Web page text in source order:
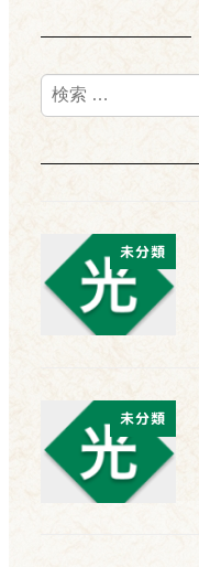
検
索
未分類
未分類